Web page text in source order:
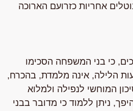
אחריות כזרועם הארוכה
כי בני המשפחה הסכימו
הלילה, אינה מלמדת, בהכרח,
המוחשי לנפילה ולמלוא
ניתן ללמוד כי מדובר בבני